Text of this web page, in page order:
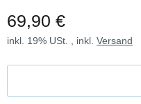
69,90 €
inkl. 19% USt. , inkl. Versand